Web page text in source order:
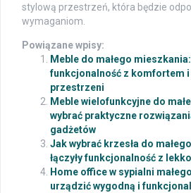
stylową przestrzeń, która będzie
wymaganiom.
Powiązane wpisy:
Meble do małego
funkcjonalność z komfortem
przestrzeni
Meble wielofunkcyjne do
wybrać praktyczne
gadżetów
Jak wybrać krzesła do
łączyły funkcjonalność z
Home office w sypialni
urządzić wygodną i